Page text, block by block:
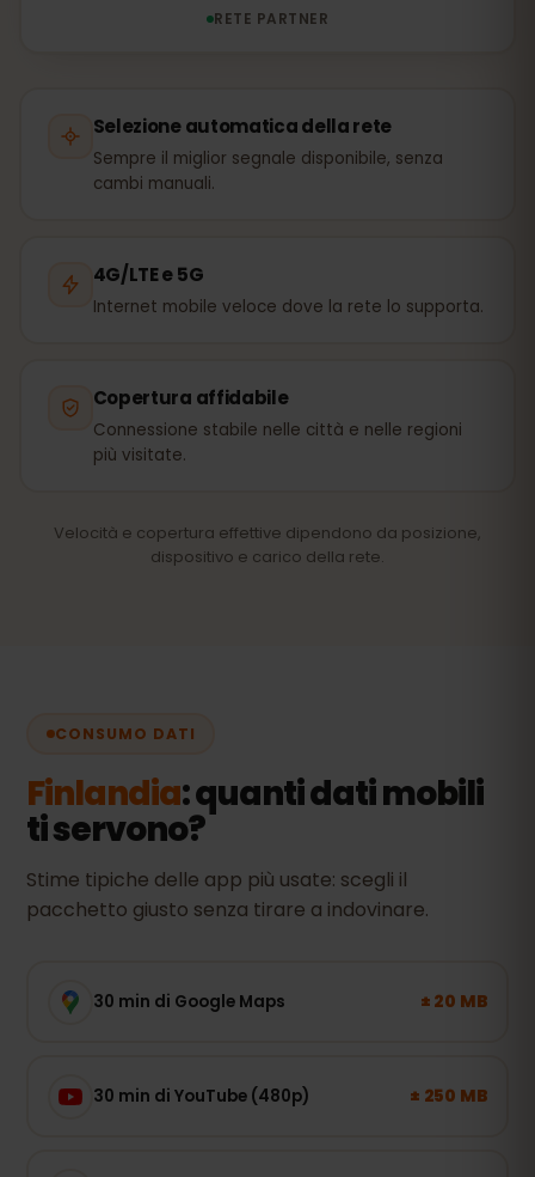
RETE PARTNER
Selezione automatica della rete
Sempre il miglior segnale disponibile, senza
cambi manuali.
4G/LTE e 5G
Internet mobile veloce dove la rete lo supporta.
Copertura affidabile
Connessione stabile nelle città e nelle regioni
più visitate.
Velocità e copertura effettive dipendono da posizione,
dispositivo e carico della rete.
CONSUMO DATI
Finlandia: quanti dati mobili
ti servono?
Stime tipiche delle app più usate: scegli il
pacchetto giusto senza tirare a indovinare.
30 min di Google Maps ± 20 MB
30 min di YouTube (480p) ± 250 MB